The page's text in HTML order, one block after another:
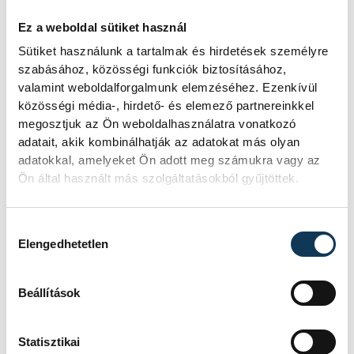
Ez a weboldal sütiket használ
Sütiket használunk a tartalmak és hirdetések személyre
szabásához, közösségi funkciók biztosításához,
valamint weboldalforgalmunk elemzéséhez. Ezenkívül
közösségi média-, hirdető- és elemező partnereinkkel
megosztjuk az Ön weboldalhasználatra vonatkozó
adatait, akik kombinálhatják az adatokat más olyan
adatokkal, amelyeket Ön adott meg számukra vagy az
Ön által használt más szolgáltatásokból gyűjtöttek.
Elengedhetetlen
Beállítások
Statisztikai
TOVÁBBI CIKKEK
KÉZILABDA